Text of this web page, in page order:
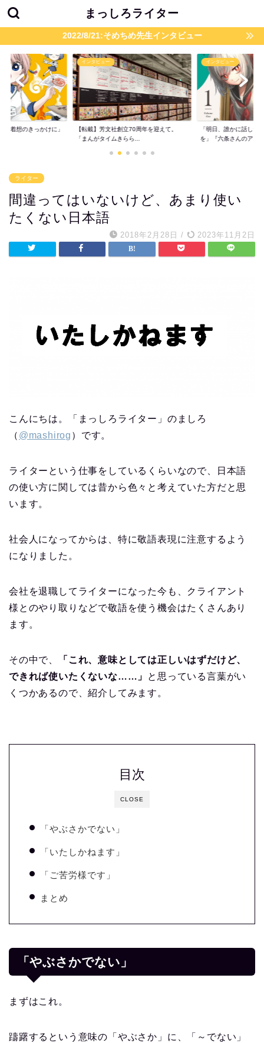
まっしろライター
2022/8/21:そめちめ先生インタビュー
が着想のきっかけに」
インタビュー
【転載】芳文社創立70周年を迎えて。
「まんがタイムきらら...
インタビュー
「明日、誰かに話した
を」『六条さんのア...
ライター
間違ってはいないけど、あまり使い
たくない日本語
2018年2月28日 / 2023年11月2日
こんにちは。「まっしろライター」のましろ
（ @mashirog ）です。
ライターという仕事をしているくらいなので、日本語
の使い方に関しては昔から色々と考えていた方だと思
います。
社会人になってからは、特に敬語表現に注意するよう
になりました。
会社を退職してライターになった今も、クライアント
様とのやり取りなどで敬語を使う機会はたくさんあり
ます。
その中で、
「これ、意味としては正しいはずだけど、
できれば使いたくないな……」
と思っている言葉がい
くつかあるので、紹介してみます。
CLOSE
目次
「やぶさかでない」
「いたしかねます」
「ご苦労様です」
まとめ
「やぶさかでない」
まずはこれ。
躊躇するという意味の「やぶさか」に、「～でない」